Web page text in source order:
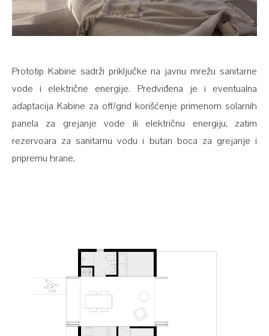
Prototip Kabine sadrži priključke na javnu mrežu sanitarne
vode i električne energije. Predviđena je i eventualna
adaptacija Kabine za off/grid korišćenje primenom solarnih
panela za grejanje vode ili električnu energiju, zatim
rezervoara za sanitarnu vodu i butan boca za grejanje i
pripremu hrane.